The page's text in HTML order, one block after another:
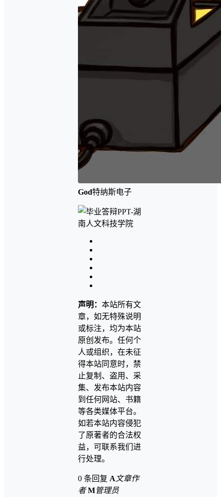
God特纳斯电子
声明： 本站所有文
章，如无特殊说明
或标注，均为本站
原创发布。任何个
人或组织，在未征
得本站同意时，禁
止复制、盗用、采
集、发布本站内容
到任何网站、书籍
等各类媒体平台。
如若本站内容侵犯
了原著者的合法权
益，可联系我们进
行处理。
0 条回复 A 文章作
者 M管理员